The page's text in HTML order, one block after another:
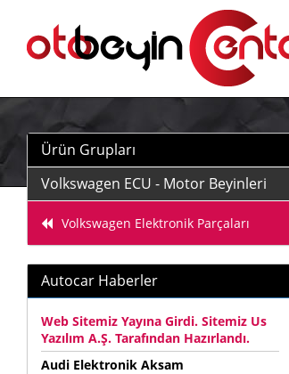
Ürün Grupları
Volkswagen ECU - Motor Beyinleri
Volkswagen Elektronik Parçaları
Autocar Haberler
Web Sitemiz Yayına Girdi. Sitemiz Us
Yazılım A.Ş. Tarafından Hazırlandı.
Audi Elektronik Aksam